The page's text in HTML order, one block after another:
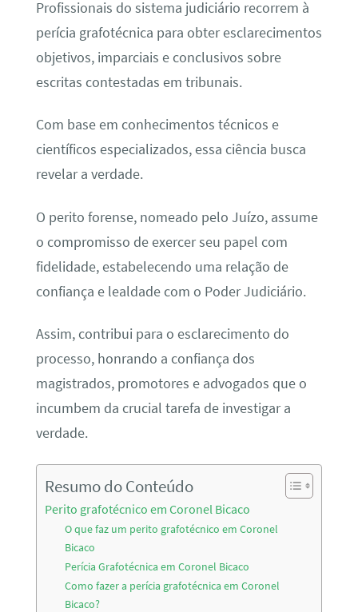
Profissionais do sistema judiciário recorrem à
perícia grafotécnica para obter esclarecimentos
objetivos, imparciais e conclusivos sobre
escritas contestadas em tribunais.
Com base em conhecimentos técnicos e
científicos especializados, essa ciência busca
revelar a verdade.
O perito forense, nomeado pelo Juízo, assume
o compromisso de exercer seu papel com
fidelidade, estabelecendo uma relação de
confiança e lealdade com o Poder Judiciário.
Assim, contribui para o esclarecimento do
processo, honrando a confiança dos
magistrados, promotores e advogados que o
incumbem da crucial tarefa de investigar a
verdade.
Resumo do Conteúdo
Perito grafotécnico em Coronel Bicaco
O que faz um perito grafotécnico em Coronel
Bicaco
Perícia Grafotécnica em Coronel Bicaco
Como fazer a perícia grafotécnica em Coronel
Bicaco?